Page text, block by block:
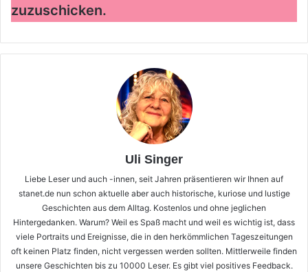
zuzuschicken.
Uli Singer
Liebe Leser und auch -innen, seit Jahren präsentieren wir Ihnen auf
stanet.de nun schon aktuelle aber auch historische, kuriose und lustige
Geschichten aus dem Alltag. Kostenlos und ohne jeglichen
Hintergedanken. Warum? Weil es Spaß macht und weil es wichtig ist, dass
viele Portraits und Ereignisse, die in den herkömmlichen Tageszeitungen
oft keinen Platz finden, nicht vergessen werden sollten. Mittlerweile finden
unsere Geschichten bis zu 10000 Leser. Es gibt viel positives Feedback.